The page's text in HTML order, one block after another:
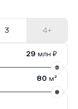
3 4+
29 млн ₽
80 м²